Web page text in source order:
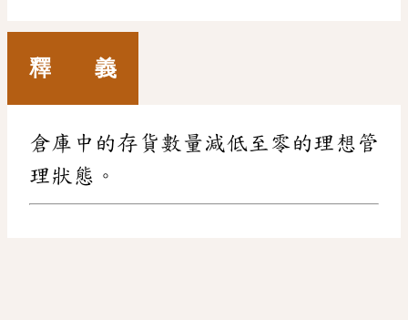
釋 義
倉庫中的存貨數量減低至零的理想管
理狀態。